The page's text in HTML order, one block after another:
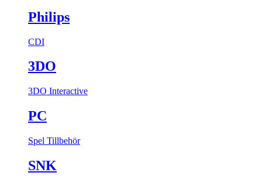
Philips
CDI
3DO
3DO Interactive
PC
Spel Tillbehör
SNK